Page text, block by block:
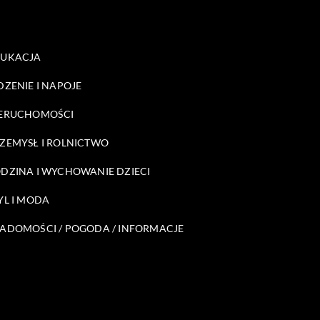
I NAPOJE
I ROLNICTWO
I WYCHOWANIE DZIECI
I MODA
/ POGODA / INFORMACJE